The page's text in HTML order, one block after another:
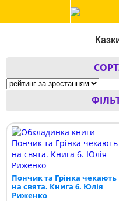
Пончик та Грінка чекають
на свята. Книга 6. Юлія
Риженко